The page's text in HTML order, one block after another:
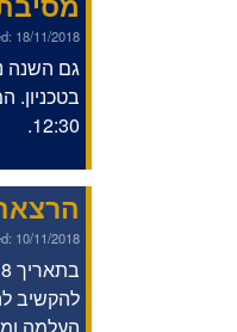
18/11/2018
גם השנה
12:30.
10/11/2018
להקשיב